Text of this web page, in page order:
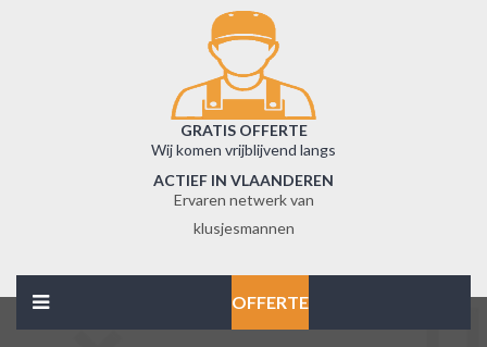
GRATIS OFFERTE
Wij komen vrijblijvend langs
ACTIEF IN VLAANDEREN
Ervaren netwerk van
klusjesmannen
OFFERTE